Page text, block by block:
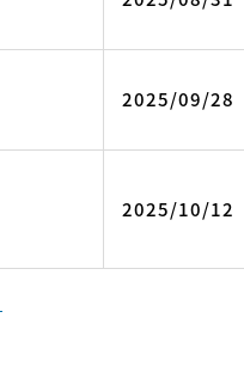
2025/09/28
2025/10/12